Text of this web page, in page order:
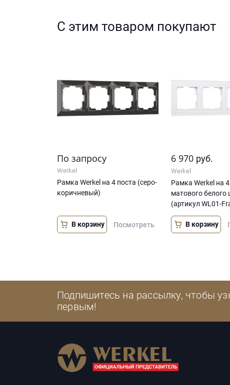
С этим товаром покупают
По запросу
Werkel
Рамка Werkel на 4 поста (серо-
коричневый)
В корзину Посмотреть
6 970 руб.
Werkel
Рамка Werkel на
матового белого
(артикул WL01-
В корзину
Подпишитесь на рассылку, чтобы
первым!